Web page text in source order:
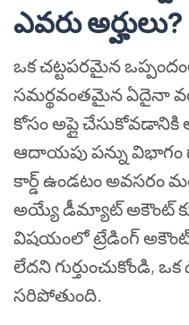
ఎవరు అర్హులు?
ఒక చట్టపరమైన
సమర్థవంతమైన ఏదైనా
కోసం అప్లై చేసుకోవడానికి
ఆదాయపు పన్ను
కార్డ్ ఉండటం అవసరం
అయ్యే డీమ్యాట్ అకౌంట్
విషయంలో ట్రేడింగ్
లేదని గుర్తుంచుకోండి,
సరిపోతుంది.